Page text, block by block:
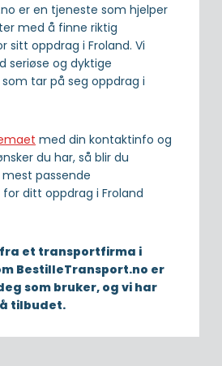
er en tjeneste som hjelper
med å finne riktig
sitt oppdrag i Froland. Vi
seriøse og dyktige
tar på seg oppdrag i
med din kontaktinfo og
du har, så blir du
passende
ditt oppdrag i Froland
et transportfirma i
BestilleTransport.no er
som bruker, og vi har
tilbudet.